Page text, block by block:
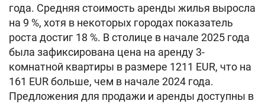
года. Средняя стоимость аренды жилья выросла
на 9 %, хотя в некоторых городах показатель
роста достиг 18 %. В столице в начале 2025 года
была зафиксирована цена на аренду 3-
комнатной квартиры в размере 1211 EUR, что на
161 EUR больше, чем в начале 2024 года.
Предложения для продажи и аренды доступны в